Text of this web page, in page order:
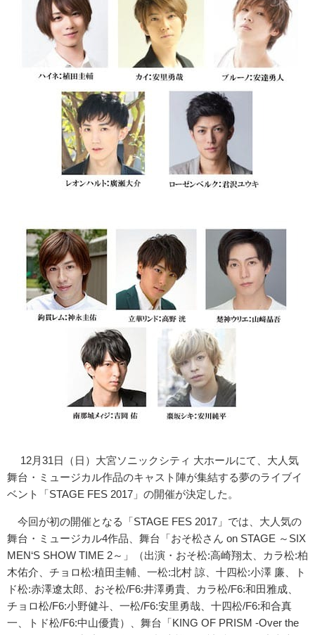
12月31日（日）大宮ソニックシティ 大ホールにて、大人気
舞台・ ミュージカル作品のキャスト陣が集結する夢のライブイ
ベント「STAGE FES 2017」の開催が決定した。
今回が初の開催となる「STAGE FES 2017」では、大人気の
舞台・ミュージカル4作品、舞台「おそ松さん on STAGE ～SIX
MEN‘S SHOW TIME 2～」（出演・おそ松:高崎翔太、カラ松:柏
木佑介、チョロ松:植田圭輔、一松:北村 諒、十四松:小澤 廉、ト
ド松:赤澤遼太郎、おそ松/F6:井澤勇貴、カラ松/F6:和田雅成、
チョロ松/F6:小野健斗、一松/F6:安里勇哉、十四松/F6:和合真
一、トド松/F6:中山優貴）、 舞台「KING OF PRISM -Over the